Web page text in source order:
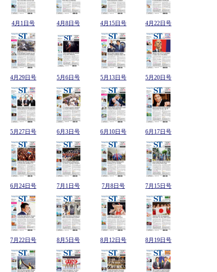
4月1日号 4月8日号 4月15日号 4月22日号
4月29日号 5月6日号 5月13日号 5月20日号
5月27日号 6月3日号 6月10日号 6月17日号
6月24日号 7月1日号 7月8日号 7月15日号
7月22日号 8月5日号 8月12日号 8月19日号